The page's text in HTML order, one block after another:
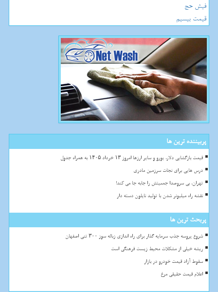
فیش حج
قیمت بیسیم
پربیننده ترین ها
قیمت بازگشایی دلار، یورو و سایر ارزها امروز ۱۳ خرداد ۱۴۰۵ به همراه جدول
درس هایی برای نجات سرزمین مادری
تهران، بی سروصدا جمعیتش را جابه جا می کند!
نقشه راه میلیونر شدن با تولید نایلون دسته دار
پربحث ترین ها
شروع پروسه جذب سرمایه گذار برای راه اندازی زباله سوز ۳۰۰ تنی اصفهان
ریشه خیلی از مشکلات محیط زیست فرهنگی است
سقوط آزاد قیمت خودرو در بازار
اعلام قیمت حقیقی مرغ